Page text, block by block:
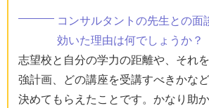
コンサルタントの先生との面
効いた理由は何でしょうか？
志望校と自分の学力の距離や、それ
強計画、どの講座を受講すべきかな
決めてもらえたことです。かなり助か